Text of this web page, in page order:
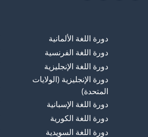
دورة اللغة الألمانية
دورة اللغة الفرنسية
دورة اللغة الإنجليزية
دورة الإنجليزية (الولايات
المتحدة)
دورة اللغة الإسبانية
دورة اللغة الكورية
دورة اللغة السويدية